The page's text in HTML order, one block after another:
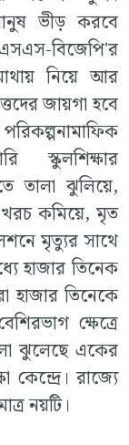
ভীড় করবে
বিজেপি'র
মাথায় নিয়ে আর
জায়গা হবে
স্কুলশিক্ষার
তালা ঝুলিয়ে,
খরচ কমিয়ে, মৃত
মৃত্যুর সাথে
হাজার তিনেক
তিনেকে
ক্ষেত্রে
ঝুলেছে একের
কেন্দ্রে। রাজ্যে
নয়টি।